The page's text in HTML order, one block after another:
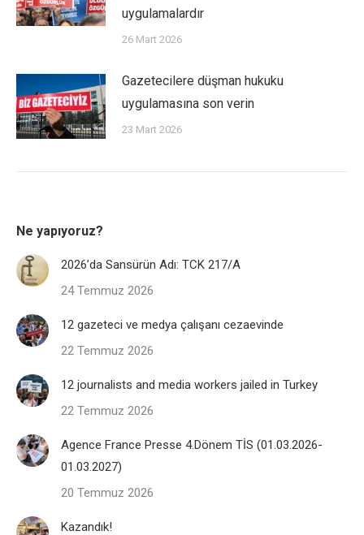
uygulamalardır
26 Mart 2026
Gazetecilere düşman hukuku
uygulamasına son verin
23 Mart 2026
Ne yapıyoruz?
2026’da Sansürün Adı: TCK 217/A
24 Temmuz 2026
12 gazeteci ve medya çalışanı cezaevinde
22 Temmuz 2026
12 journalists and media workers jailed in Turkey
22 Temmuz 2026
Agence France Presse 4.Dönem TİS (01.03.2026-
01.03.2027)
20 Temmuz 2026
Kazandık!